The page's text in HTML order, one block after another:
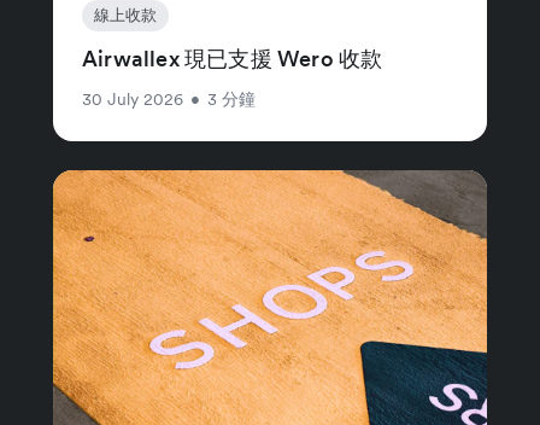
線上收款
Airwallex 現已支援 Wero 收款
30 July 2026 • 3 分鐘